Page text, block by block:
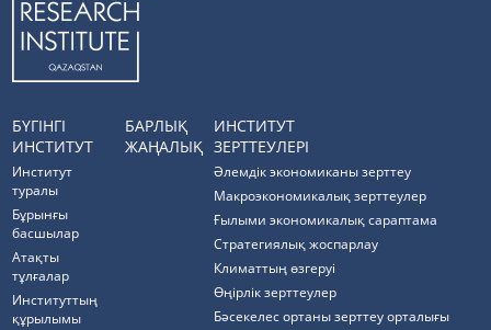
БҮГІНГІ
ИНСТИТУТ
Институт
туралы
Бұрынғы
басшылар
Атақты
тұлғалар
Институттың
құрылымы
БАРЛЫҚ
ЖАҢАЛЫҚ
ИНСТИТУТ
ЗЕРТТЕУЛЕРІ
Әлемдік экономиканы зерттеу
Макроэкономикалық зерттеулер
Ғылыми экономикалық сараптама
Стратегиялық жоспарлау
Климаттың өзгеруі
Өңірлік зерттеулер
Бәсекелес ортаны зерттеу орталығы